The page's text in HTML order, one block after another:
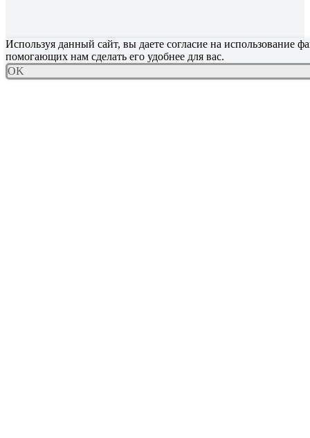
Используя данный сайт, вы даете согласие на использование
помогающих нам сделать его удобнее для вас.
OK